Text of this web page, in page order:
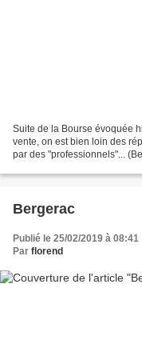
Suite de la Bourse évoquée
vente, on est bien loin des
par des "professionnels"...
Bergerac
Publié le 25/02/2019 à 08:41
Par florend